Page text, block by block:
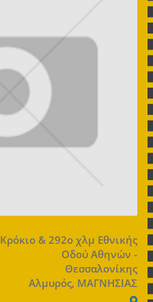
Κρόκιο & 292ο χλμ Εθνικής
Οδού Αθηνών -
Θεσσαλονίκης
Αλμυρός, ΜΑΓΝΗΣΙΑΣ